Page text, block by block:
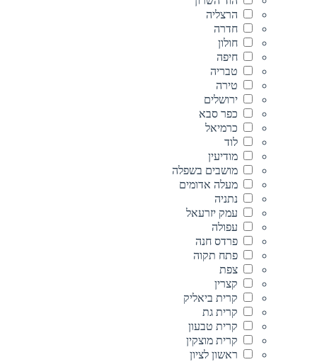
הרצליה
חדרה
חולון
חיפה
טבריה
טירה
ירושלים
כפר סבא
כרמיאל
לוד
מודיעין
מושבים בשפלה
מעלה אדומים
נתניה
עמק יזרעאל
עפולה
פרדס חנה
פתח תקוה
צפת
קצרין
קרית ביאליק
קרית גת
קרית טבעון
קרית מוצקין
ראשון לציון